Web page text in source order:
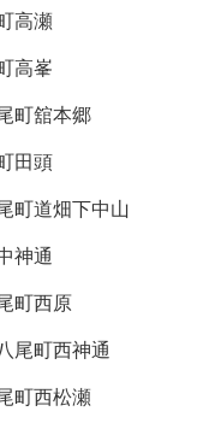
高瀬
高峯
町舘本郷
田頭
町道畑下中山
神通
町西原
尾町西神通
町西松瀬